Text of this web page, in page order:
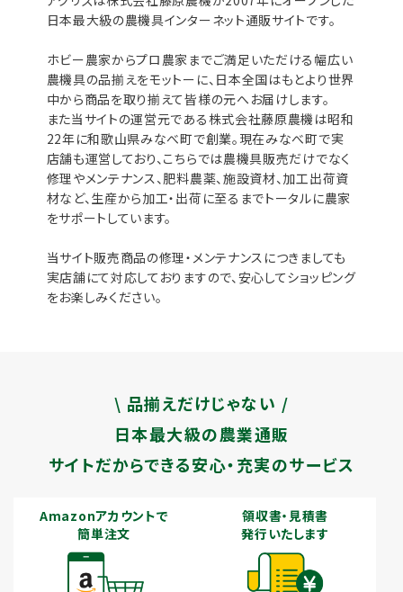
日本最大級の農機具インターネット通販サイトです。
ホビー農家からプロ農家までご満足いただける幅広い
農機具の品揃えをモットーに、日本全国はもとより世界
中から商品を取り揃えて皆様の元へお届けします。
また当サイトの運営元である株式会社藤原農機は昭和
22年に和歌山県みなべ町で創業。現在みなべ町で実
店舗も運営しており、こちらでは農機具販売だけでなく
修理やメンテナンス、肥料農薬、施設資材、加工出荷資
材など、生産から加工・出荷に至るまでトータルに農家
をサポートしています。
当サイト販売商品の修理・メンテナンスにつきましても
実店舗にて対応しておりますので、安心してショッピング
をお楽しみください。
\ 品揃えだけじゃない /
日本最大級の農業通販
サイトだからできる安心・充実のサービス
Amazonアカウントで
簡単注文
領収書・見積書
発行いたします